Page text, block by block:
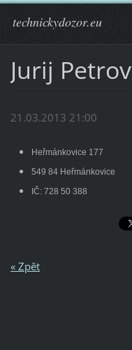
technickydozor.eu
Jurij Petrov
21.03.2013 21:00
Heřmánkovice 177
549 84 Heřmánkovice
IČ: 728 50 388
« Zpět